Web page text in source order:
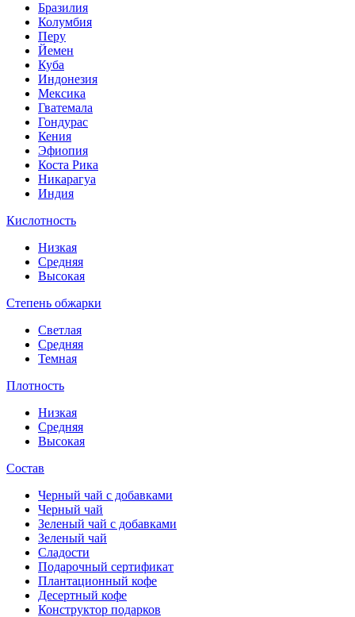
Бразилия
Колумбия
Перу
Йемен
Куба
Индонезия
Мексика
Гватемала
Гондурас
Кения
Эфиопия
Коста Рика
Никарагуа
Индия
Кислотность
Низкая
Средняя
Высокая
Степень обжарки
Светлая
Средняя
Темная
Плотность
Низкая
Средняя
Высокая
Состав
Черный чай с добавками
Черный чай
Зеленый чай с добавками
Зеленый чай
Сладости
Подарочный сертификат
Плантационный кофе
Десертный кофе
Конструктор подарков